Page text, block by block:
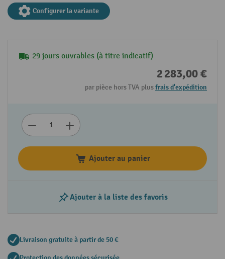
Configurer la variante
29 jours ouvrables (à titre indicatif)
2 283,00 €
par pièce hors TVA plusfrais d'expédition
Ajouter au panier
Ajouter à la liste des favoris
Livraison gratuite à partir de 50 €